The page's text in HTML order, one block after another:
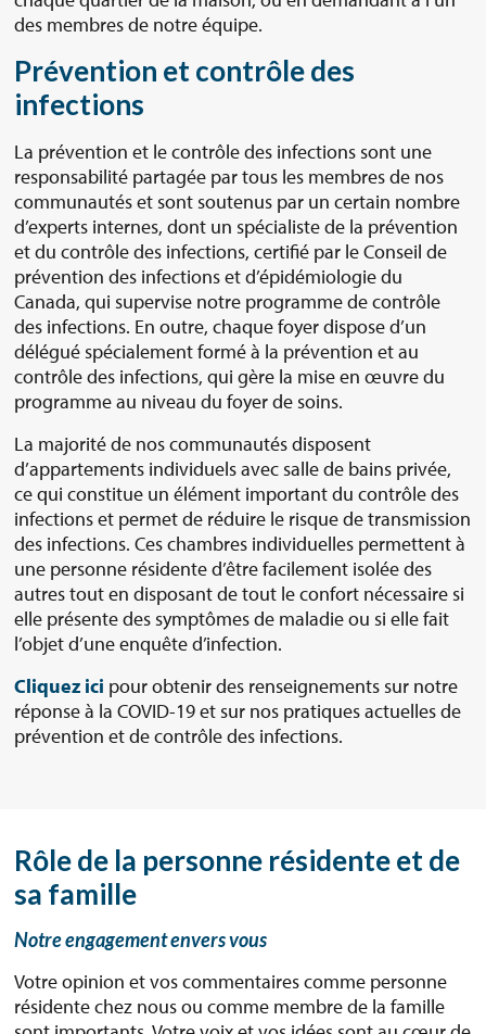
des membres de notre équipe.
Prévention et contrôle des
infections
La prévention et le contrôle des infections sont une
responsabilité partagée par tous les membres de nos
communautés et sont soutenus par un certain nombre
d’experts internes, dont un spécialiste de la prévention
et du contrôle des infections, certifié par le Conseil de
prévention des infections et d’épidémiologie du
Canada, qui supervise notre programme de contrôle
des infections. En outre, chaque foyer dispose d’un
délégué spécialement formé à la prévention et au
contrôle des infections, qui gère la mise en œuvre du
programme au niveau du foyer de soins.
La majorité de nos communautés disposent
d’appartements individuels avec salle de bains privée,
ce qui constitue un élément important du contrôle des
infections et permet de réduire le risque de transmission
des infections. Ces chambres individuelles permettent à
une personne résidente d’être facilement isolée des
autres tout en disposant de tout le confort nécessaire si
elle présente des symptômes de maladie ou si elle fait
l’objet d’une enquête d’infection.
Cliquez ici pour obtenir des renseignements sur notre
réponse à la COVID-19 et sur nos pratiques actuelles de
prévention et de contrôle des infections.
Rôle de la personne résidente et de
sa famille
Notre engagement envers vous
Votre opinion et vos commentaires comme personne
résidente chez nous ou comme membre de la famille